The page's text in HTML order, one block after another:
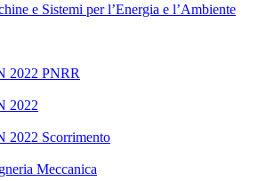
e Sistemi per l’Energia e l’Ambiente
2022 PNRR
2022
2022 Scorrimento
Meccanica